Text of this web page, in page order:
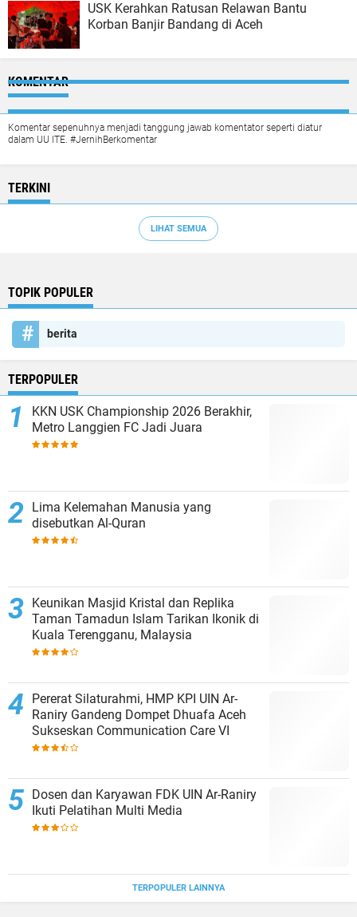
USK Kerahkan Ratusan Relawan Bantu
Korban Banjir Bandang di Aceh
KOMENTAR
Komentar sepenuhnya menjadi tanggung jawab komentator seperti diatur
dalam UU ITE. #JernihBerkomentar
TERKINI
LIHAT SEMUA
TOPIK POPULER
berita
TERPOPULER
KKN USK Championship 2026 Berakhir,
Metro Langgien FC Jadi Juara
Lima Kelemahan Manusia yang
disebutkan Al-Quran
Keunikan Masjid Kristal dan Replika
Taman Tamadun Islam Tarikan Ikonik di
Kuala Terengganu, Malaysia
Pererat Silaturahmi, HMP KPI UIN Ar-
Raniry Gandeng Dompet Dhuafa Aceh
Sukseskan Communication Care VI
Dosen dan Karyawan FDK UIN Ar-Raniry
Ikuti Pelatihan Multi Media
TERPOPULER LAINNYA